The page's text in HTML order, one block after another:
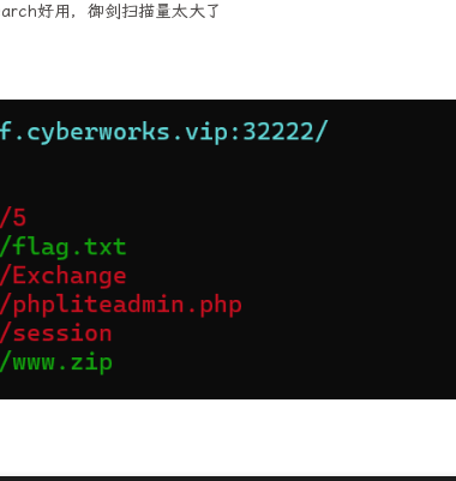
好用，御剑扫描量太大了